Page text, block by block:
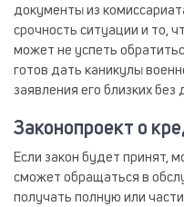
документы из
срочность ситуации и то,
может не успеть
готов дать каникулы
заявления его близких без
Законопроект о
Если закон будет принят,
сможет обращаться в
получать полную или